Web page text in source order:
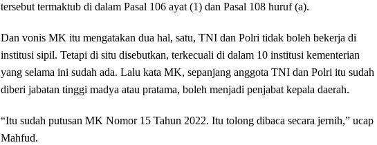
tersebut termaktub di dalam Pasal 106 ayat (1) dan Pasal 108 huruf (a).
Dan vonis MK itu mengatakan dua hal, satu, TNI dan Polri tidak boleh bekerja di
institusi sipil. Tetapi di situ disebutkan, terkecuali di dalam 10 institusi kementerian
yang selama ini sudah ada. Lalu kata MK, sepanjang anggota TNI dan Polri itu sudah
diberi jabatan tinggi madya atau pratama, boleh menjadi penjabat kepala daerah.
“Itu sudah putusan MK Nomor 15 Tahun 2022. Itu tolong dibaca secara jernih,” ucap
Mahfud.